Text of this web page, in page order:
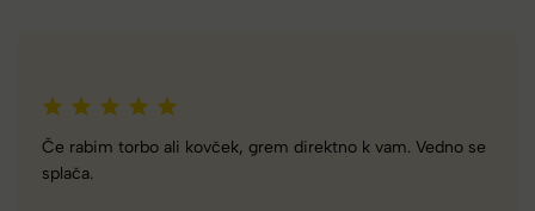
Zelo dobra trgovina za torbe in kovčke, z veliko izbire,
različnimi znamkami in dobrimi popusti/akcijami.